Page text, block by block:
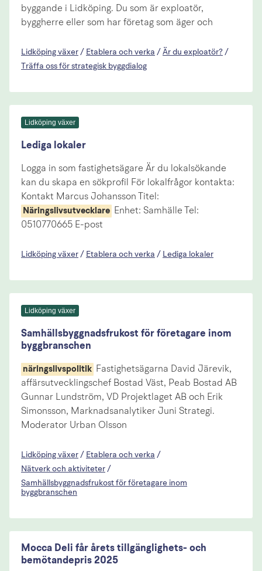
byggande i Lidköping. Du som är exploatör,
byggherre eller som har företag som äger och
Lidköping växer / Etablera och verka / Är du exploatör? /
Träffa oss för strategisk byggdialog
Lidköping växer
Lediga lokaler
Logga in som fastighetsägare Är du lokalsökande
kan du skapa en sökprofil För lokalfrågor kontakta:
Kontakt Marcus Johansson Titel:
Näringslivsutvecklare Enhet: Samhälle Tel:
0510770665 E-post
Lidköping växer / Etablera och verka / Lediga lokaler
Lidköping växer
Samhällsbyggnadsfrukost för företagare inom
byggbranschen
näringslivspolitik Fastighetsägarna David Järevik,
affärsutvecklingschef Bostad Väst, Peab Bostad AB
Gunnar Lundström, VD Projektlaget AB och Erik
Simonsson, Marknadsanalytiker Juni Strategi.
Moderator Urban Olsson
Lidköping växer / Etablera och verka /
Nätverk och aktiviteter /
Samhällsbyggnadsfrukost för företagare inom
byggbranschen
Mocca Deli får årets tillgänglighets- och
bemötandepris 2025